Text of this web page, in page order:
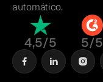
automático.
4,5/5 5/5